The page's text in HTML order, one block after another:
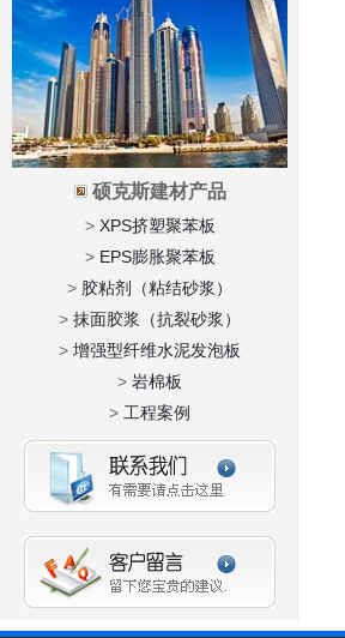
硕克斯建材产品
> XPS挤塑聚苯板
> EPS膨胀聚苯板
> 胶粘剂（粘结砂浆）
> 抹面胶浆（抗裂砂浆）
> 增强型纤维水泥发泡板
> 岩棉板
> 工程案例